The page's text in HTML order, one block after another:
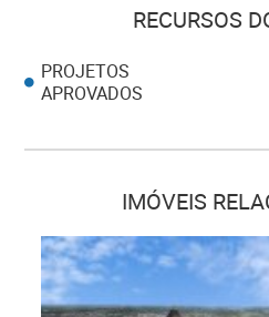
RECURSOS
PROJETOS
APROVADOS
IMÓVEIS